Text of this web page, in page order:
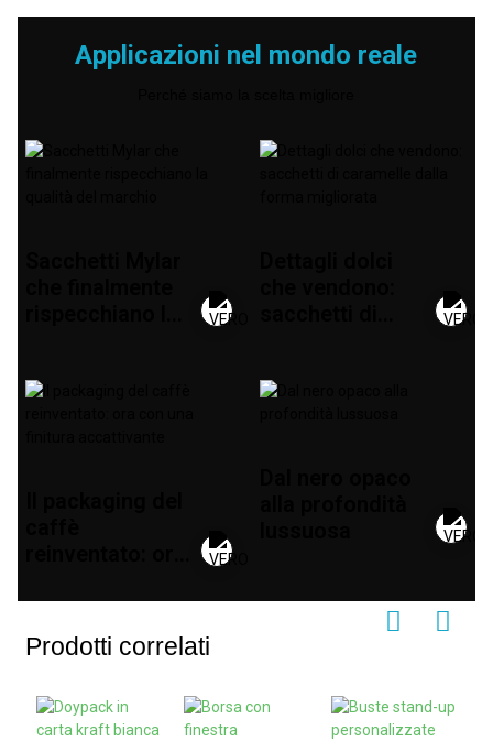
Applicazioni nel mondo reale
migliorata
accattivante
Prodotti correlati